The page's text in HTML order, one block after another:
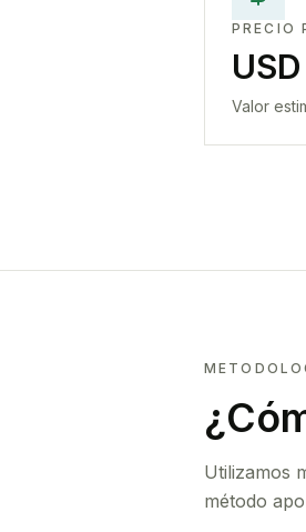
PRECIO
Valor
Utilizamos
método